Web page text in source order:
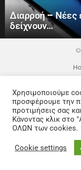
Διαρροή – Νέες
δείχνουν…
Χρησιμοποιούμε
προσφέρουμε την
προτιμήσεις σας
Κάνοντας κλικ στο
ΟΛΩΝ των cookies.
Cookie settings